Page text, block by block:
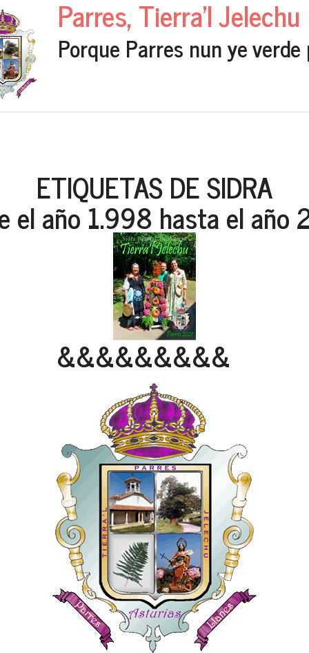
Parres, Tierra'l Jelechu
Porque Parres nun ye
ETIQUETAS DE SIDRA
el año 1.998 hasta el año
&&&&&&&&&